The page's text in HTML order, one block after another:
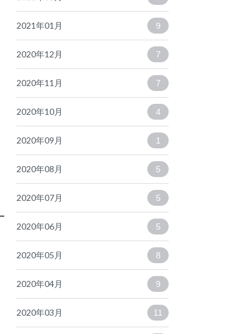
2021年01月 9
2020年12月 7
2020年11月 7
2020年10月 4
2020年09月 1
2020年08月 5
2020年07月 5
2020年06月 5
2020年05月 8
2020年04月 9
2020年03月 11